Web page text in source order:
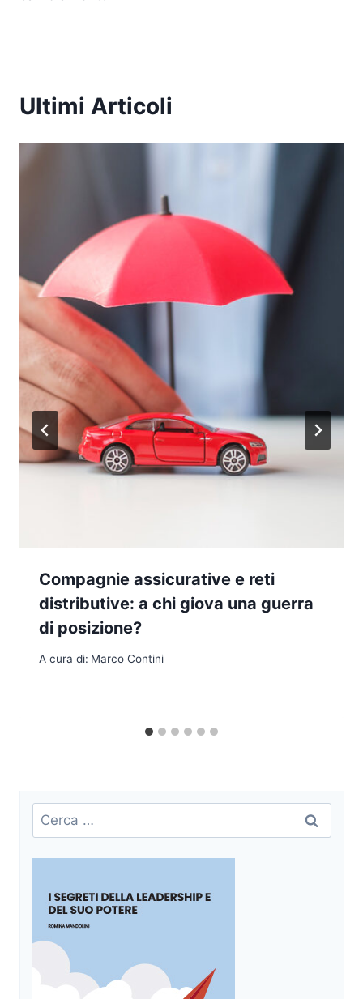
Ultimi Articoli
Compagnie assicurative e reti
distributive: a chi giova una guerra
di posizione?
A cura di: Marco Contini
Ricerca
per: